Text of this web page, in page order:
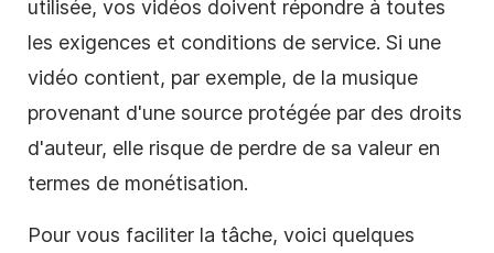
utilisée, vos vidéos doivent répondre à toutes
les exigences et conditions de service. Si une
vidéo contient, par exemple, de la musique
provenant d'une source protégée par des droits
d'auteur, elle risque de perdre de sa valeur en
termes de monétisation.
Pour vous faciliter la tâche, voici quelques